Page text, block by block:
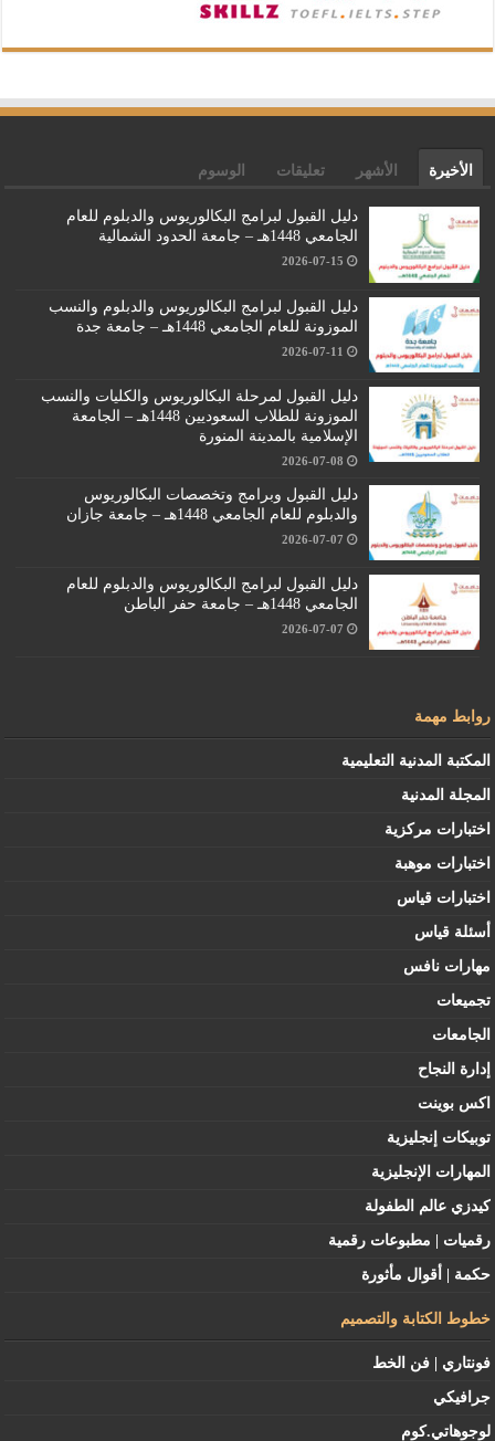
الأخيرة الأشهر تعليقات الوسوم
دليل القبول لبرامج البكالوريوس والدبلوم للعام
الجامعي 1448هـ – جامعة الحدود الشمالية
2026-07-15
دليل القبول لبرامج البكالوريوس والدبلوم والنسب
الموزونة للعام الجامعي 1448هـ – جامعة جدة
2026-07-11
دليل القبول لمرحلة البكالوريوس والكليات والنسب
الموزونة للطلاب السعوديين 1448هـ – الجامعة
الإسلامية بالمدينة المنورة
2026-07-08
دليل القبول وبرامج وتخصصات البكالوريوس
والدبلوم للعام الجامعي 1448هـ – جامعة جازان
2026-07-07
دليل القبول لبرامج البكالوريوس والدبلوم للعام
الجامعي 1448هـ – جامعة حفر الباطن
2026-07-07
روابط مهمة
المكتبة المدنية التعليمية
المجلة المدنية
اختبارات مركزية
اختبارات موهبة
اختبارات قياس
أسئلة قياس
مهارات نافس
تجميعات
الجامعات
إدارة النجاح
اكس بوينت
توبيكات إنجليزية
المهارات الإنجليزية
كيدزي عالم الطفولة
رقميات | مطبوعات رقمية
حكمة | أقوال مأثورة
خطوط الكتابة والتصميم
فونتاري | فن الخط
جرافيكي
لوجوهاتي.كوم